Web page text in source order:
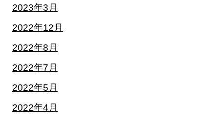
2023年3月
2022年12月
2022年8月
2022年7月
2022年5月
2022年4月